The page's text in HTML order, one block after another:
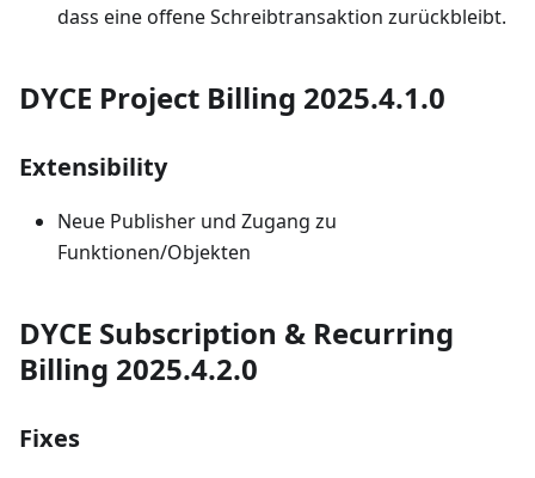
dass eine offene Schreibtransaktion zurückbleibt.
DYCE Project Billing 2025.4.1.0
Extensibility
Neue Publisher und Zugang zu
Funktionen/Objekten
DYCE Subscription & Recurring
Billing 2025.4.2.0
Fixes